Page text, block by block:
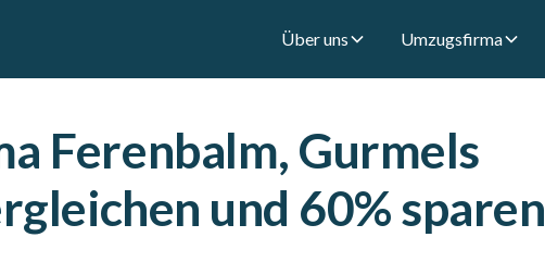
Über uns Umzugsfirma
Ferenbalm, Gurmels
und 60% sparen